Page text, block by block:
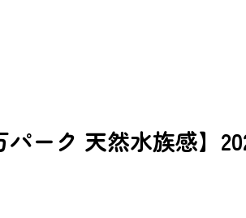
パーク 天然水族感】